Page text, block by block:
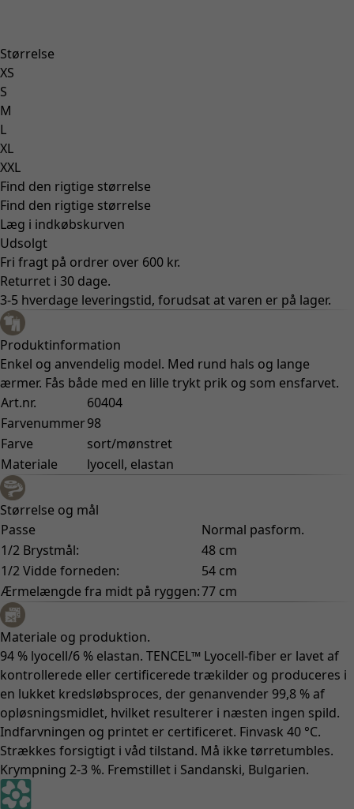
Størrelse
XS
S
M
L
XL
XXL
Find den rigtige størrelse
Find den rigtige størrelse
Læg i indkøbskurven
Udsolgt
Fri fragt på ordrer over 600 kr.
Returret i 30 dage.
3-5 hverdage leveringstid, forudsat at varen er på lager.
Produktinformation
Enkel og anvendelig model. Med rund hals og lange
ærmer. Fås både med en lille trykt prik og som ensfarvet.
Art.nr.
60404
Farvenummer98
Farve
sort/mønstret
Materiale
lyocell, elastan
Størrelse og mål
Passe
Normal pasform.
1/2 Brystmål:
48 cm
1/2 Vidde forneden:
54 cm
Ærmelængde fra midt på ryggen:77 cm
Materiale og produktion.
94 % lyocell/6 % elastan. TENCEL™ Lyocell-fiber er lavet af
kontrollerede eller certificerede trækilder og produceres i
en lukket kredsløbsproces, der genanvender 99,8 % af
opløsningsmidlet, hvilket resulterer i næsten ingen spild.
Indfarvningen og printet er certificeret. Finvask 40 °C.
Strækkes forsigtigt i våd tilstand. Må ikke tørretumbles.
Krympning 2-3 %. Fremstillet i Sandanski, Bulgarien.